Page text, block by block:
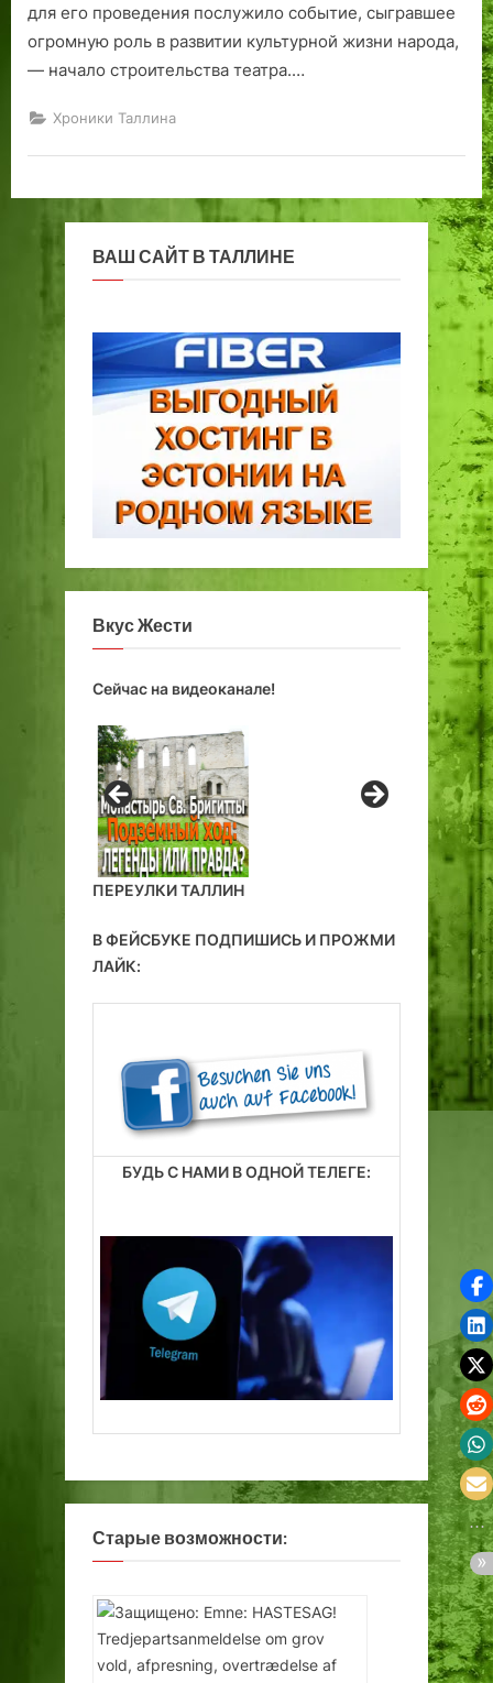
для его проведения послужило событие, сыгравшее
огромную роль в развитии культурной жизни народа,
— начало строительства театра.…
Хроники Таллина
ВАШ САЙТ В ТАЛЛИНЕ
Вкус Жести
Сейчас на видеоканале!
ПЕРЕУЛКИ ТАЛЛИН
В ФЕЙСБУКЕ ПОДПИШИСЬ И ПРОЖМИ
ЛАЙК:
БУДЬ С НАМИ В ОДНОЙ ТЕЛЕГЕ:
Старые возможности: